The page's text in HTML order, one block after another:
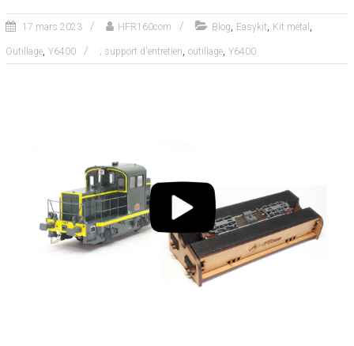
17 mars 2023 HFR160com Blog, Easykit, Kit métal ,
Outillage, Y6400 ; support d'entretien, outillage, Y6400